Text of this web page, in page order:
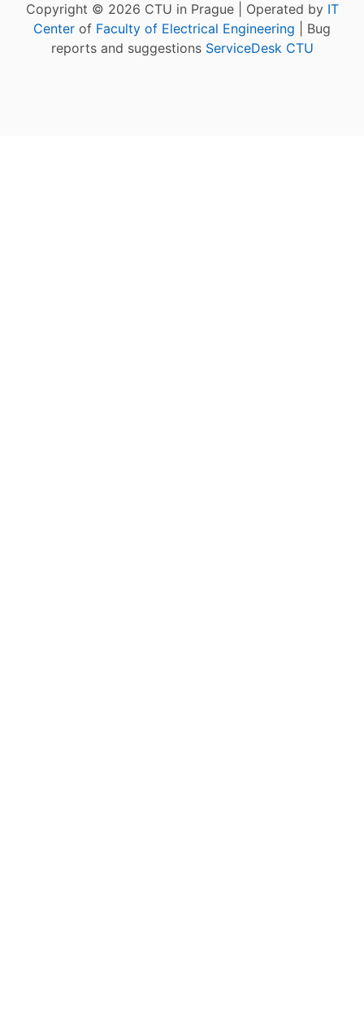
Copyright © 2026 CTU in Prague | Operated by IT
Center of Faculty of Electrical Engineering | Bug
reports and suggestions ServiceDesk CTU